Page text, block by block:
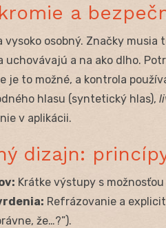
a
vysoko osobný. Značky
uchovávajú a na ako dlho.
je to možné, a kontrola
hlasu (syntetický hlas),
v aplikácii.
dizajn:
Krátke výstupy s možnosťou
Refrázovanie a
že…?”).